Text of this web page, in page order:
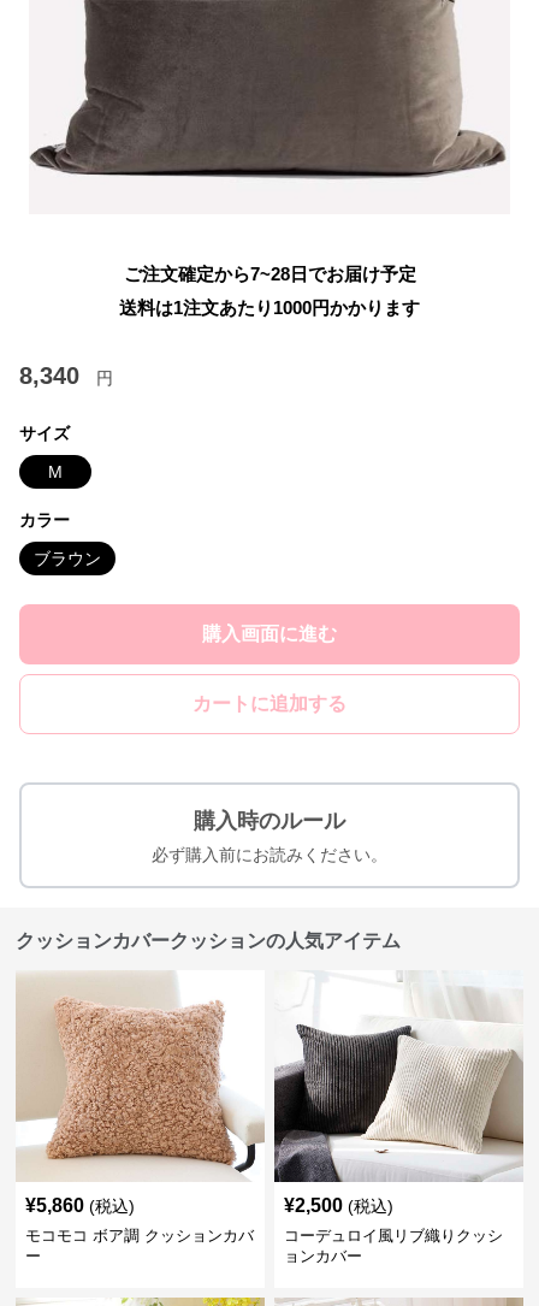
ご注文確定から7~28日でお届け予定
送料は1注文あたり 1000円かかります
8,340 円
サイズ
M
カラー
ブラウン
購入画面に進む
カートに追加する
購入時のルール
必ず購入前にお読みください。
クッションカバークッションの人気アイテム
¥5,860 (税込)
モコモコ ボア調 クッションカバ
ー
¥2,500 (税込)
コーデュロイ風リブ織りクッシ
ョンカバー